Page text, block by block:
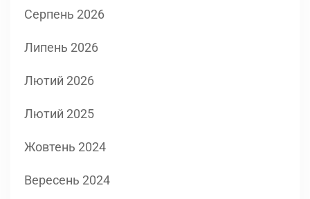
Серпень 2026
Липень 2026
Лютий 2026
Лютий 2025
Жовтень 2024
Вересень 2024